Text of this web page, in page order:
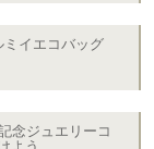
ミイエコバッグ
念ジュエリーコ